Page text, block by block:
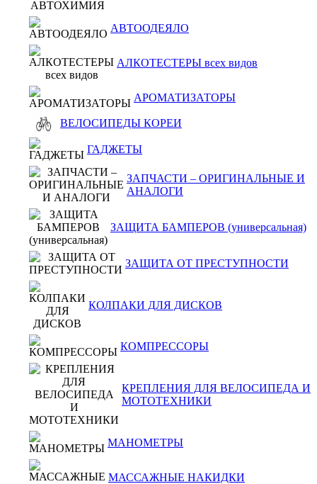
АВТООДЕЯЛО
АЛКОТЕСТЕРЫ всех видов
АРОМАТИЗАТОРЫ
ВЕЛОСИПЕДЫ КОРЕИ
ГАДЖЕТЫ
ЗАПЧАСТИ – ОРИГИНАЛЬНЫЕ И
АНАЛОГИ
ЗАЩИТА БАМПЕРОВ (универсальная)
ЗАЩИТА ОТ ПРЕСТУПНОСТИ
КОЛПАКИ ДЛЯ ДИСКОВ
КОМПРЕССОРЫ
КРЕПЛЕНИЯ ДЛЯ ВЕЛОСИПЕДА И
МОТОТЕХНИКИ
МАНОМЕТРЫ
МАССАЖНЫЕ НАКИДКИ